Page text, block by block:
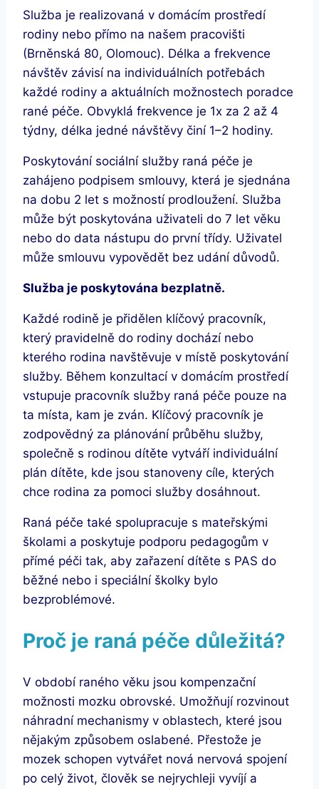
Služba je realizovaná v domácím prostředí
rodiny nebo přímo na našem pracovišti
(Brněnská 80, Olomouc). Délka a frekvence
návštěv závisí na individuálních potřebách
každé rodiny a aktuálních možnostech poradce
rané péče. Obvyklá frekvence je 1x za 2 až 4
týdny, délka jedné návštěvy činí 1–2 hodiny.
Poskytování sociální služby raná péče je
zahájeno podpisem smlouvy, která je sjednána
na dobu 2 let s možností prodloužení. Služba
může být poskytována uživateli do 7 let věku
nebo do data nástupu do první třídy. Uživatel
může smlouvu vypovědět bez udání důvodů.
Služba je poskytována bezplatně.
Každé rodině je přidělen klíčový pracovník,
který pravidelně do rodiny dochází nebo
kterého rodina navštěvuje v místě poskytování
služby. Během konzultací v domácím prostředí
vstupuje pracovník služby raná péče pouze na
ta místa, kam je zván. Klíčový pracovník je
zodpovědný za plánování průběhu služby,
společně s rodinou dítěte vytváří individuální
plán dítěte, kde jsou stanoveny cíle, kterých
chce rodina za pomoci služby dosáhnout.
Raná péče také spolupracuje s mateřskými
školami a poskytuje podporu pedagogům v
přímé péči tak, aby zařazení dítěte s PAS do
běžné nebo i speciální školky bylo
bezproblémové.
Proč je raná péče důležitá?
V období raného věku jsou kompenzační
možnosti mozku obrovské. Umožňují rozvinout
náhradní mechanismy v oblastech, které jsou
nějakým způsobem oslabené. Přestože je
mozek schopen vytvářet nová nervová spojení
po celý život, člověk se nejrychleji vyvíjí a